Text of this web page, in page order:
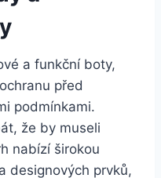
a funkční boty,
před
podmínkami.
⁣že by museli
nabízí širokou
designových prvků,